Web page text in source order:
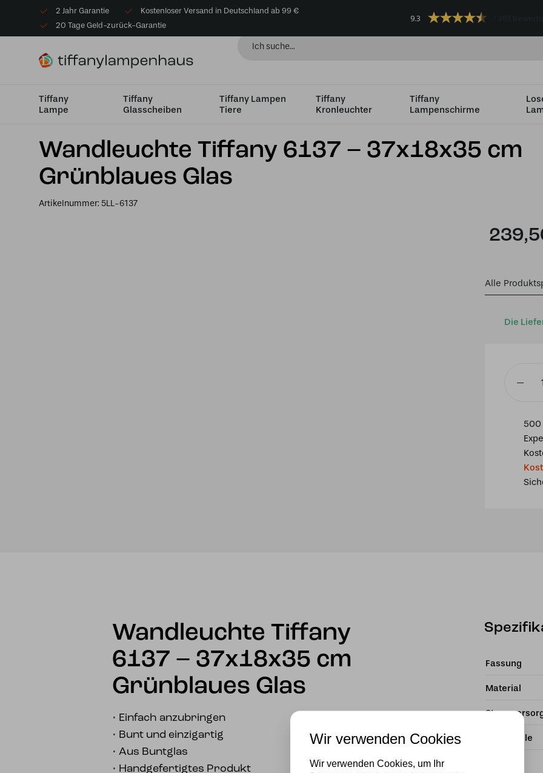
2 Jahr Garantie
Kostenloser Versand in Deutschland ab 99 €
20 Tage Geld-zurück-Garantie
9.3
Tiffany
Lampe
Tiffany
Glasscheiben
Tiffany Lampen
Tiere
Tiffany
Kronleuchter
Tiffany
Lampenschirme
Startseite Wandleuchte Tiffany 6137 – 37x18x35 cm Grünblaues Glas
Wandleuchte Tiffany 6137 – 37x18x35 cm
Grünblaues Glas
Artikelnummer: 5LL-6137
Die
Alle
37x18x35
500
Wandleuchte Tiffany
6137 – 37x18x35 cm
Grünblaues Glas
• Einfach anzubringen
• Bunt und einzigartig
• Aus Buntglas
• Handgefertigtes Produkt
Fassung
Material
Lichtquelle
Wir verwenden Cookies
Wir verwenden Cookies, um Ihr